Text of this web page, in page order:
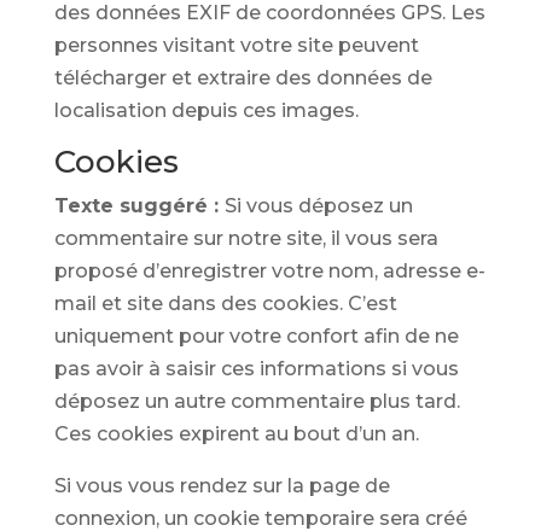
des données EXIF de coordonnées GPS. Les
personnes visitant votre site peuvent
télécharger et extraire des données de
localisation depuis ces images.
Cookies
Texte suggéré : Si vous déposez un
commentaire sur notre site, il vous sera
proposé d’enregistrer votre nom, adresse e-
mail et site dans des cookies. C’est
uniquement pour votre confort afin de ne
pas avoir à saisir ces informations si vous
déposez un autre commentaire plus tard.
Ces cookies expirent au bout d’un an.
Si vous vous rendez sur la page de
connexion, un cookie temporaire sera créé